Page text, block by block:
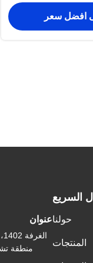
افضل سعر
السريع
حولنا
المنتجات
عنوان
منطقة